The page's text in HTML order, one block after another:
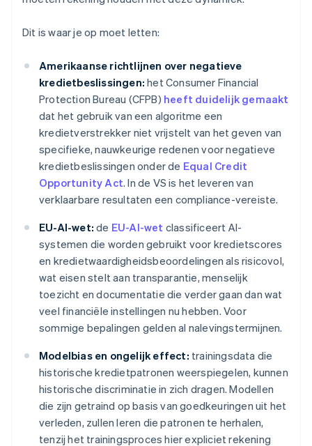
Dit is waar je op moet letten:
Amerikaanse richtlijnen over negatieve
kredietbeslissingen: het Consumer Financial
Protection Bureau (CFPB) heeft duidelijk gemaakt
dat het gebruik van een algoritme een
kredietverstrekker niet vrijstelt van het geven van
specifieke, nauwkeurige redenen voor negatieve
kredietbeslissingen onder de Equal Credit
Opportunity Act. In de VS is het leveren van
verklaarbare resultaten een compliance-vereiste.
EU-AI-wet: de EU-AI-wet classificeert AI-
systemen die worden gebruikt voor kredietscores
en kredietwaardigheidsbeoordelingen als risicovol,
wat eisen stelt aan transparantie, menselijk
toezicht en documentatie die verder gaan dan wat
veel financiële instellingen nu hebben. Voor
sommige bepalingen gelden al nalevingstermijnen.
Modelbias en ongelijk effect: trainingsdata die
historische kredietpatronen weerspiegelen, kunnen
historische discriminatie in zich dragen. Modellen
die zijn getraind op basis van goedkeuringen uit het
verleden, zullen leren die patronen te herhalen,
tenzij het trainingsproces hier expliciet rekening